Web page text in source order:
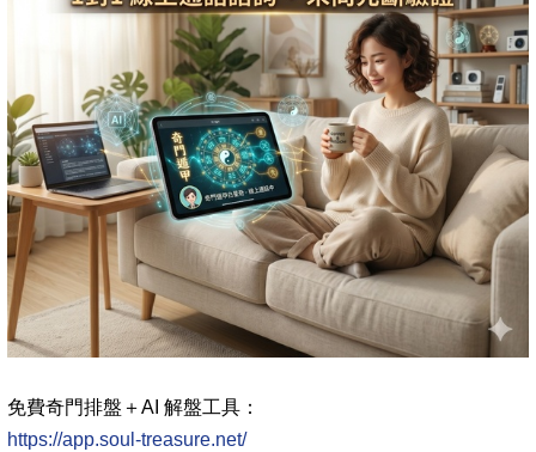
免費奇門排盤＋AI 解盤工具：
https://app.soul-treasure.net/